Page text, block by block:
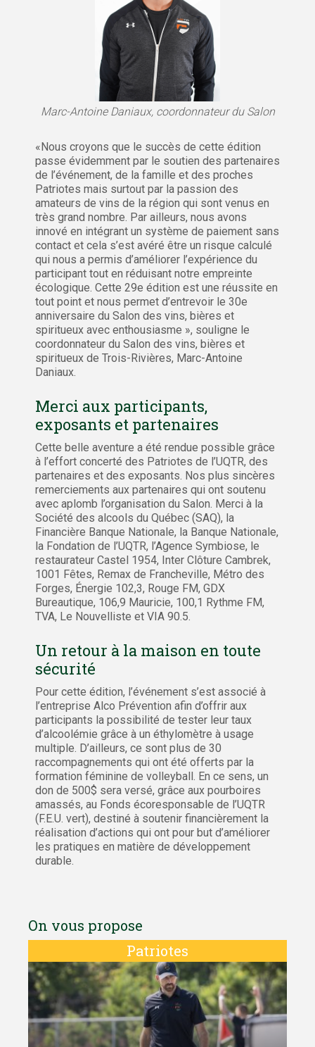
Marc-Antoine Daniaux, coordonnateur du Salon
«Nous croyons que le succès de cette édition
passe évidemment par le soutien des partenaires
de l’événement, de la famille et des proches
Patriotes mais surtout par la passion des
amateurs de vins de la région qui sont venus en
très grand nombre. Par ailleurs, nous avons
innové en intégrant un système de paiement sans
contact et cela s’est avéré être un risque calculé
qui nous a permis d’améliorer l’expérience du
participant tout en réduisant notre empreinte
écologique. Cette 29e édition est une réussite en
tout point et nous permet d’entrevoir le 30e
anniversaire du Salon des vins, bières et
spiritueux avec enthousiasme », souligne le
coordonnateur du Salon des vins, bières et
spiritueux de Trois-Rivières, Marc-Antoine
Daniaux.
Merci aux participants,
exposants et partenaires
Cette belle aventure a été rendue possible grâce
à l’effort concerté des Patriotes de l’UQTR, des
partenaires et des exposants. Nos plus sincères
remerciements aux partenaires qui ont soutenu
avec aplomb l’organisation du Salon. Merci à la
Société des alcools du Québec (SAQ), la
Financière Banque Nationale, la Banque Nationale,
la Fondation de l’UQTR, l’Agence Symbiose, le
restaurateur Castel 1954, Inter Clôture Cambrek,
1001 Fêtes, Remax de Francheville, Métro des
Forges, Énergie 102,3, Rouge FM, GDX
Bureautique, 106,9 Mauricie, 100,1 Rythme FM,
TVA, Le Nouvelliste et VIA 90.5.
Un retour à la maison en toute
sécurité
Pour cette édition, l’événement s’est associé à
l’entreprise Alco Prévention afin d’offrir aux
participants la possibilité de tester leur taux
d’alcoolémie grâce à un éthylomètre à usage
multiple. D’ailleurs, ce sont plus de 30
raccompagnements qui ont été offerts par la
formation féminine de volleyball. En ce sens, un
don de 500$ sera versé, grâce aux pourboires
amassés, au Fonds écoresponsable de l’UQTR
(F.E.U. vert), destiné à soutenir financièrement la
réalisation d’actions qui ont pour but d’améliorer
les pratiques en matière de développement
durable.
On vous propose
Patriotes